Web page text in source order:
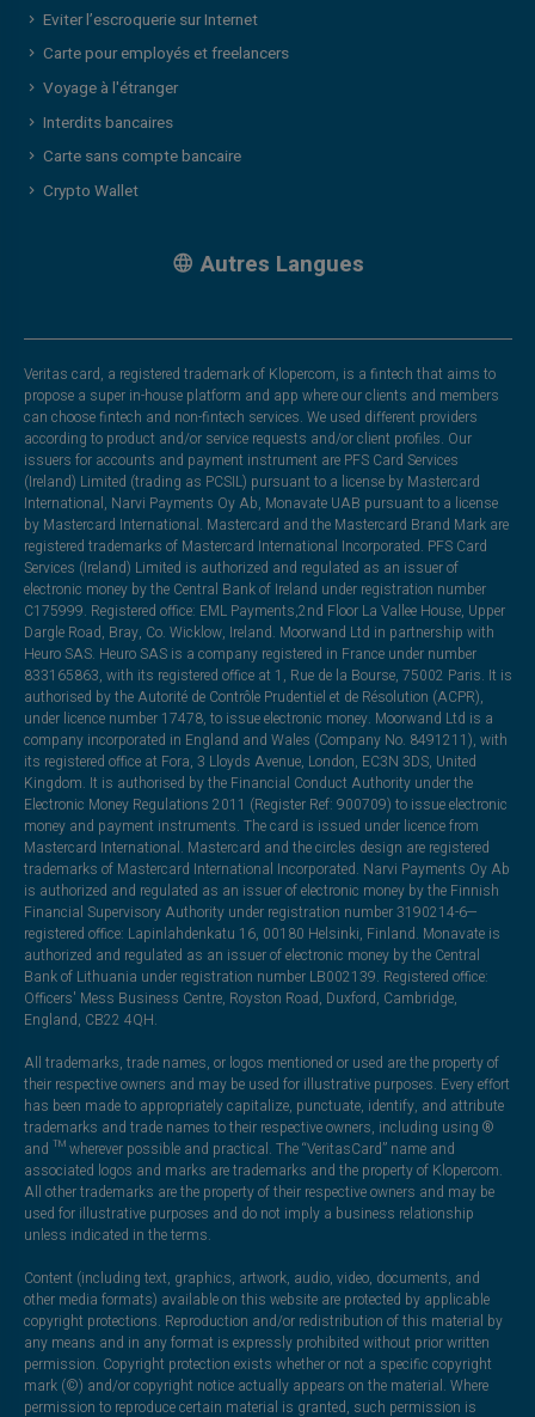
Eviter l’escroquerie sur Internet
Carte pour employés et freelancers
Voyage à l'étranger
Interdits bancaires
Carte sans compte bancaire
Crypto Wallet
Autres Langues
Veritas card, a registered trademark of Klopercom, is a fintech that aims to
propose a super in-house platform and app where our clients and members
can choose fintech and non-fintech services. We used different providers
according to product and/or service requests and/or client profiles. Our
issuers for accounts and payment instrument are PFS Card Services
(Ireland) Limited (trading as PCSIL) pursuant to a license by Mastercard
International, Narvi Payments Oy Ab, Monavate UAB pursuant to a license
by Mastercard International. Mastercard and the Mastercard Brand Mark are
registered trademarks of Mastercard International Incorporated. PFS Card
Services (Ireland) Limited is authorized and regulated as an issuer of
electronic money by the Central Bank of Ireland under registration number
C175999. Registered office: EML Payments,2nd Floor La Vallee House, Upper
Dargle Road, Bray, Co. Wicklow, Ireland. Moorwand Ltd in partnership with
Heuro SAS. Heuro SAS is a company registered in France under number
833165863, with its registered office at 1, Rue de la Bourse, 75002 Paris. It is
authorised by the Autorité de Contrôle Prudentiel et de Résolution (ACPR),
under licence number 17478, to issue electronic money. Moorwand Ltd is a
company incorporated in England and Wales (Company No. 8491211), with
its registered office at Fora, 3 Lloyds Avenue, London, EC3N 3DS, United
Kingdom. It is authorised by the Financial Conduct Authority under the
Electronic Money Regulations 2011 (Register Ref: 900709) to issue electronic
money and payment instruments. The card is issued under licence from
Mastercard International. Mastercard and the circles design are registered
trademarks of Mastercard International Incorporated. Narvi Payments Oy Ab
is authorized and regulated as an issuer of electronic money by the Finnish
Financial Supervisory Authority under registration number 3190214-6—
registered office: Lapinlahdenkatu 16, 00180 Helsinki, Finland. Monavate is
authorized and regulated as an issuer of electronic money by the Central
Bank of Lithuania under registration number LB002139. Registered office:
Officers' Mess Business Centre, Royston Road, Duxford, Cambridge,
England, CB22 4QH.
All trademarks, trade names, or logos mentioned or used are the property of
their respective owners and may be used for illustrative purposes. Every effort
has been made to appropriately capitalize, punctuate, identify, and attribute
trademarks and trade names to their respective owners, including using ®
and ™ wherever possible and practical. The “VeritasCard” name and
associated logos and marks are trademarks and the property of Klopercom.
All other trademarks are the property of their respective owners and may be
used for illustrative purposes and do not imply a business relationship
unless indicated in the terms.
Content (including text, graphics, artwork, audio, video, documents, and
other media formats) available on this website are protected by applicable
copyright protections. Reproduction and/or redistribution of this material by
any means and in any format is expressly prohibited without prior written
permission. Copyright protection exists whether or not a specific copyright
mark (©) and/or copyright notice actually appears on the material. Where
permission to reproduce certain material is granted, such permission is